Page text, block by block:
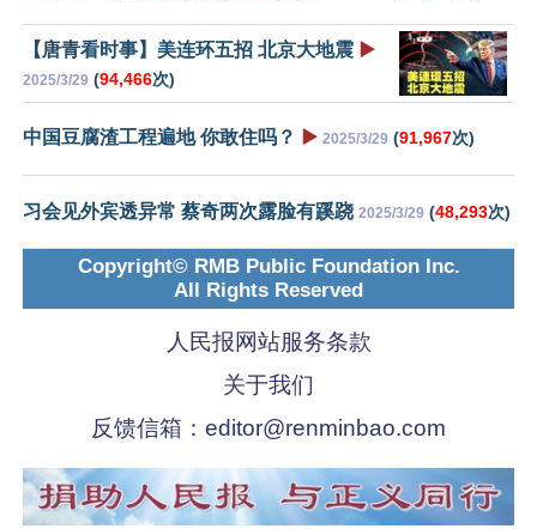
【唐青看时事】美连环五招 北京大地震 ▶️
2025/3/29 (94,466次)
中国豆腐渣工程遍地 你敢住吗？ ▶️ 2025/3/29 (91,967次)
习会见外宾透异常 蔡奇两次露脸有蹊跷 2025/3/29 (48,293次)
Copyright© RMB Public Foundation Inc.
All Rights Reserved
人民报网站服务条款
关于我们
反馈信箱： editor@renminbao.com